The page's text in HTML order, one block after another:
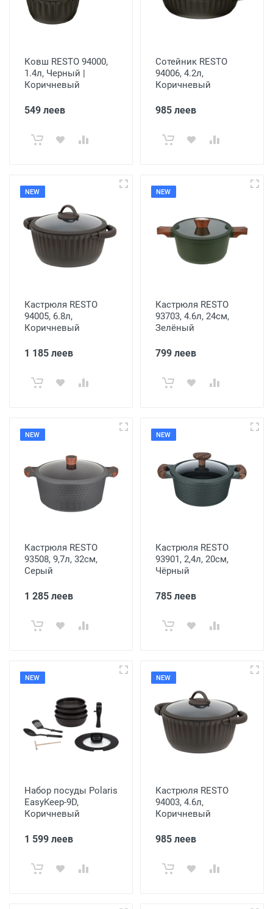
Ковш RESTO 94000,
1.4л, Черный |
Коричневый
549 леев
Сотейник RESTO
94006, 4.2л,
Коричневый
985 леев
NEW
Кастрюля RESTO
94005, 6.8л,
Коричневый
1 185 леев
NEW
Кастрюля RESTO
93703, 4.6л, 24см,
Зелёный
799 леев
NEW
Кастрюля RESTO
93508, 9,7л, 32см,
Серый
1 285 леев
NEW
Кастрюля RESTO
93901, 2,4л, 20см,
Чёрный
785 леев
NEW
Набор посуды Polaris
EasyKeep-9D,
Коричневый
1 599 леев
NEW
Кастрюля RESTO
94003, 4.6л,
Коричневый
985 леев